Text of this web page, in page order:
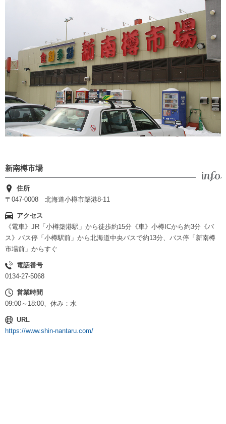
新南樽市場
住所
〒047-0008 北海道小樽市築港8-11
アクセス
《電車》JR「小樽築港駅」から徒歩約15分《車》小樽ICから約3分《バ
ス》バス停「小樽駅前」から北海道中央バスで約13分、バス停「新南樽
市場前」からすぐ
電話番号
0134-27-5068
営業時間
09:00～18:00、休み：水
URL
https://www.shin-nantaru.com/